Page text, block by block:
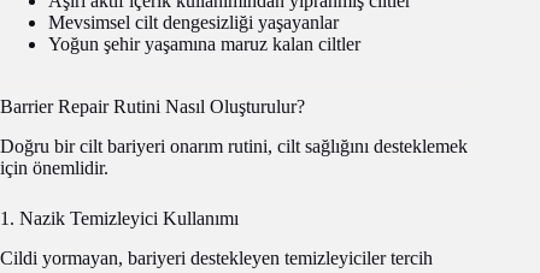
Mevsimsel cilt dengesizliği yaşayanlar
Yoğun şehir yaşamına maruz kalan ciltler
Barrier Repair Rutini Nasıl Oluşturulur?
Doğru bir cilt bariyeri onarım rutini, cilt sağlığını desteklemek
için önemlidir.
1. Nazik Temizleyici Kullanımı
Cildi yormayan, bariyeri destekleyen temizleyiciler tercih